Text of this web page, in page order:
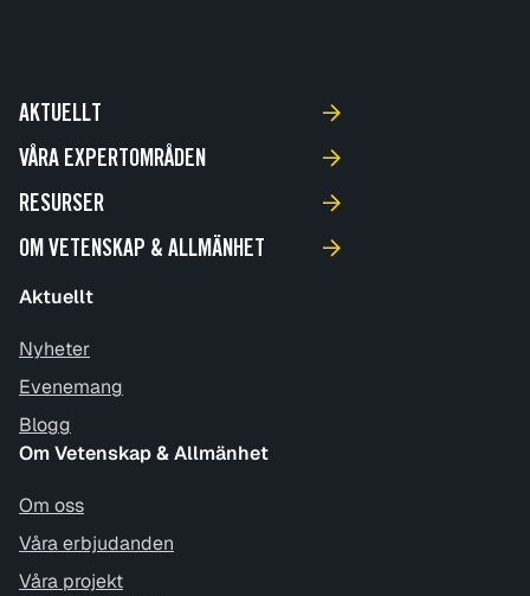
AKTUELLT
VÅRA EXPERTOMRÅDEN
RESURSER
OM VETENSKAP & ALLMÄNHET
Aktuellt
Nyheter
Evenemang
Blogg
Om Vetenskap & Allmänhet
Om oss
Våra erbjudanden
Våra projekt